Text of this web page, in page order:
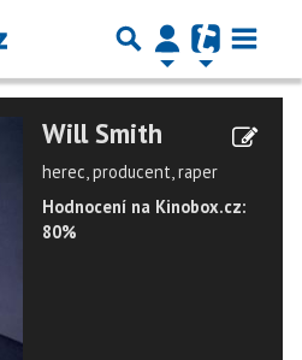
Will Smith
herec, producent, raper
Hodnocení na Kinobox.cz:
80%